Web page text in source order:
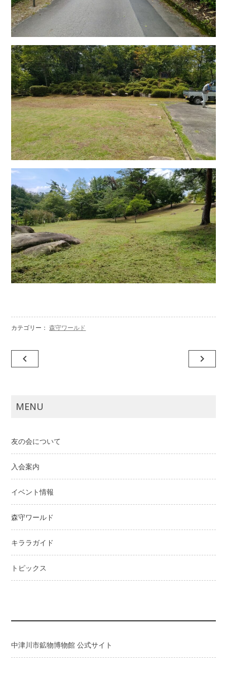
カテゴリー：森守ワールド
投
稿
ビ
シ
ョ
ン
navigate_before navigate_next
MENU
友の会について
入会案内
イベント情報
森守ワールド
キララガイド
トピックス
中津川市鉱物博物館 公式サイト